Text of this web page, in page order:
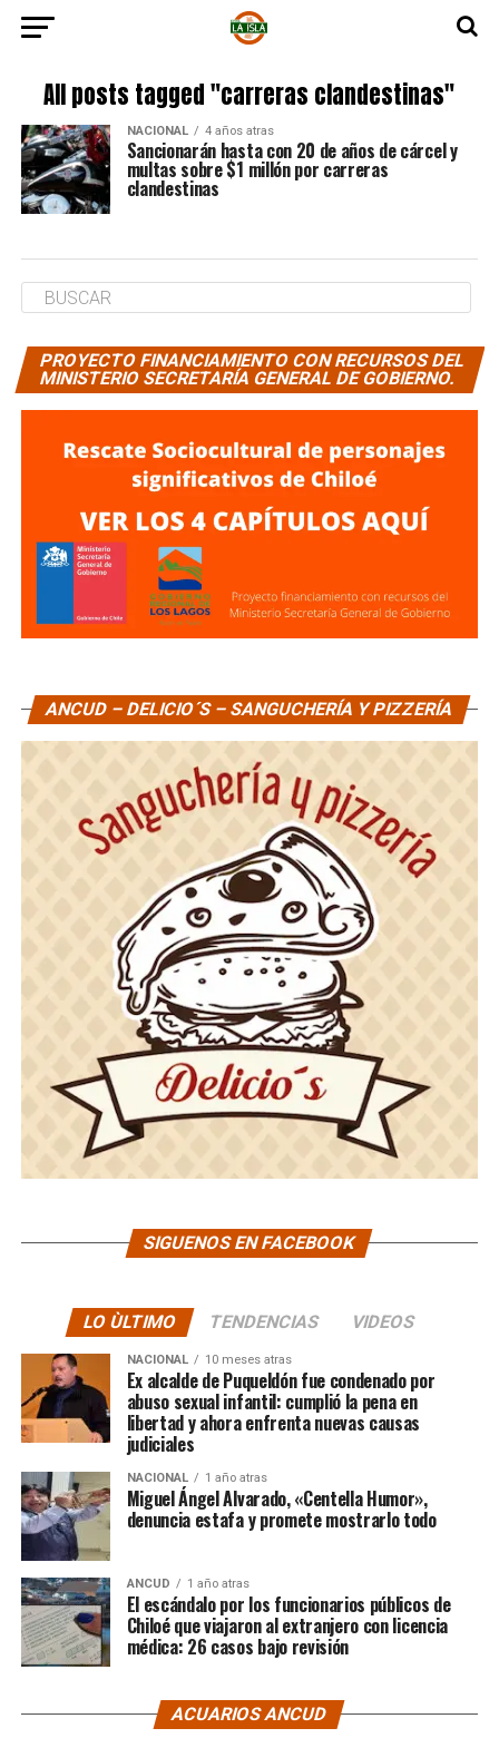
All posts tagged "carreras clandestinas"
NACIONAL 4 años atras
Sancionarán hasta con 20 de años de cárcel y
multas sobre $1 millón por carreras
clandestinas
PROYECTO FINANCIAMIENTO CON RECURSOS DEL
MINISTERIO SECRETARÍA GENERAL DE GOBIERNO.
ANCUD – DELICIO´S – SANGUCHERÍA Y PIZZERÍA
SIGUENOS EN FACEBOOK
LO ÙLTIMO TENDENCIAS VIDEOS
NACIONAL 10 meses atras
Ex alcalde de Puqueldón fue condenado por
abuso sexual infantil: cumplió la pena en
libertad y ahora enfrenta nuevas causas
judiciales
NACIONAL 1 año atras
Miguel Ángel Alvarado, «Centella Humor»,
denuncia estafa y promete mostrarlo todo
ANCUD 1 año atras
El escándalo por los funcionarios públicos de
Chiloé que viajaron al extranjero con licencia
médica: 26 casos bajo revisión
ACUARIOS ANCUD